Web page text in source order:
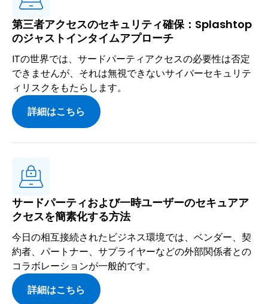
第三者アクセスのセキュリティ確保：Splashtop
のジャストインタイムアプローチ
ITの世界では、サードパーティアクセスの必要性は否定
できませんが、それは無視できないサイバーセキュリテ
ィリスクをもたらします。
詳細はこちら
サードパーティおよび一時ユーザーのセキュアア
クセスを簡素化する方法
今日の相互接続されたビジネス環境では、ベンダー、契
約者、パートナー、サプライヤーなどの外部関係者との
コラボレーションが一般的です。
詳細はこちら